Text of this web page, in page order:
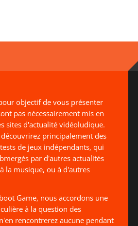
objectif de vous présenter
pas nécessairement mis en
sites d'actualité vidéoludique.
principalement des
de jeux indépendants, qui
par d'autres actualités
la musique, ou à d'autres
Game, nous accordons une
à la question des
rencontrerez aucune pendant